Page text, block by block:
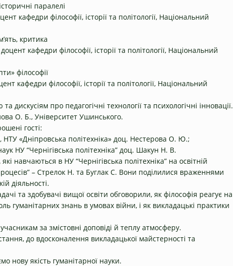
паралелі
кафедри філософії, історії та політології, Національний
критика
кафедри філософії, історії та політології, Національний
філософії
кафедри філософії, історії та політології, Національний
про педагогічні технології та психологічні інновації.
О. Б., Університет Ушинського.
гості:
НТУ «Дніпровська політехніка» доц. Нестерова О. Ю.;
НУ “Чернігівська політехніка” доц. Шакун Н. В.
навчаються в НУ “Чернігівська політехніка” на освітній
– Стрелок Н. та Буглак С. Вони поділилися враженнями
діяльності.
та здобувачі вищої освіти обговорили, як філософія реагує на
гуманітарних знань в умовах війни, і як викладацькі практики
за змістовні доповіді й теплу атмосферу.
до вдосконалення викладацької майстерності та
нову якість гуманітарної науки.